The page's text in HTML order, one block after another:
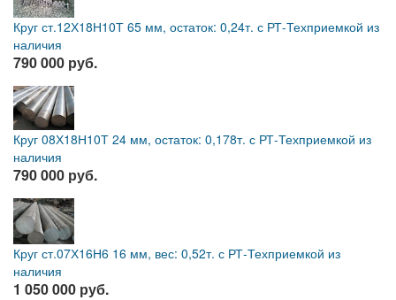
Круг ст.12Х18Н10Т 65 мм, остаток: 0,24т. с РТ-Техприемкой из
наличия
790 000 руб.
Круг 08Х18Н10Т 24 мм, остаток: 0,178т. с РТ-Техприемкой из
наличия
790 000 руб.
Круг ст.07Х16Н6 16 мм, вес: 0,52т. с РТ-Техприемкой из
наличия
1 050 000 руб.